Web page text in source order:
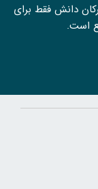
دانش فقط برای
است.